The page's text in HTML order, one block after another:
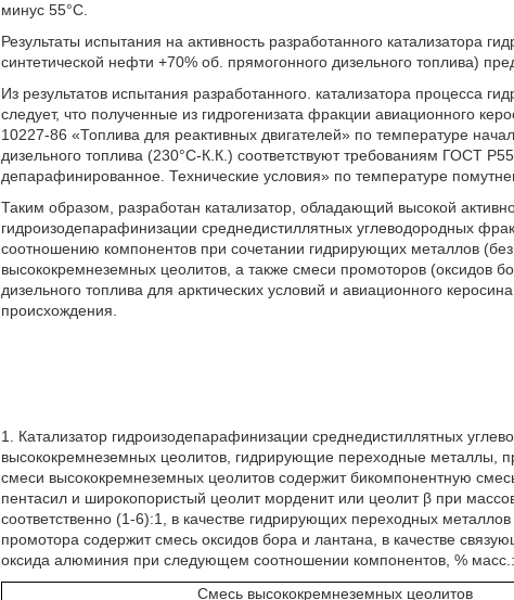
минус 55°С.
Результаты испытания на активность разработанного катализатора
синтетической нефти +70% об. прямогонного дизельного топлива)
Из результатов испытания разработанного. катализатора процесса
следует, что полученные из гидрогенизата фракции авиационного
10227-86 «Топлива для реактивных двигателей» по температуре
дизельного топлива (230°С-К.К.) соответствуют требованиям ГОСТ
депарафинированное. Технические условия» по температуре
Таким образом, разработан катализатор, обладающий высокой
гидроизодепарафинизации среднедистиллятных углеводородных
соотношению компонентов при сочетании гидрирующих металлов
высококремнеземных цеолитов, а также смеси промоторов (оксидов
дизельного топлива для арктических условий и авиационного
происхождения.
1. Катализатор гидроизодепарафинизации среднедистиллятных
высококремнеземных цеолитов, гидрирующие переходные металлы,
смеси высококремнеземных цеолитов содержит бикомпонентную
пентасил и широкопористый цеолит морденит или цеолит β при
соответственно (1-6):1, в качестве гидрирующих переходных
промотора содержит смесь оксидов бора и лантана, в качестве
оксида алюминия при следующем соотношении компонентов, % масс.:
Смесь высококремнеземных цеолитов